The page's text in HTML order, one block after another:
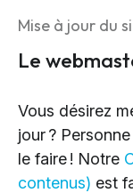
Mise à jour du
Le
Vous désirez
jour ?
le faire ! Notre
contenus) est